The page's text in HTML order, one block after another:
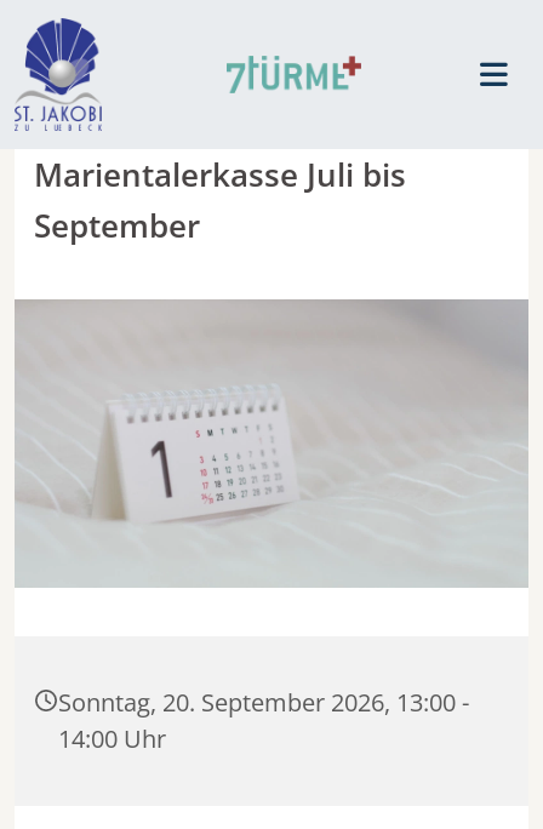
Marientalerkasse Juli bis
September
Sonntag, 20. September 2026, 13:00 -
14:00 Uhr